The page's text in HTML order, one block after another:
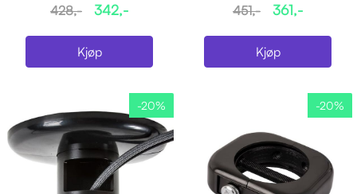
428,- 342,-
Kjøp
451,- 361,-
Kjøp
-20% -20%